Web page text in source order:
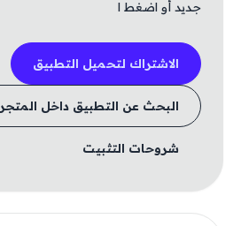
جديد أو اضغط ا
الاشتراك لتحميل التطبيق
البحث عن التطبيق داخل المتجر
شروحات التثبيت